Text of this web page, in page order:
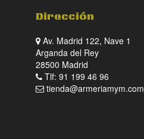
Dirección
Av. Madrid 122, Nave 1
Arganda del Rey
28500 Madrid
Tlf: 91 199 46 96
tienda@armeriamym.com